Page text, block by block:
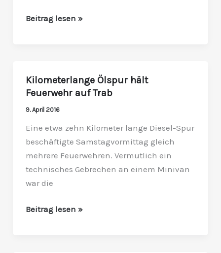
Beitrag lesen »
Kilometerlange Ölspur hält
Feuerwehr auf Trab
9. April 2016
Eine etwa zehn Kilometer lange Diesel-Spur
beschäftigte Samstagvormittag gleich
mehrere Feuerwehren. Vermutlich ein
technisches Gebrechen an einem Minivan
war die
Kilometerlange
Ölspur
hält
Beitrag lesen »